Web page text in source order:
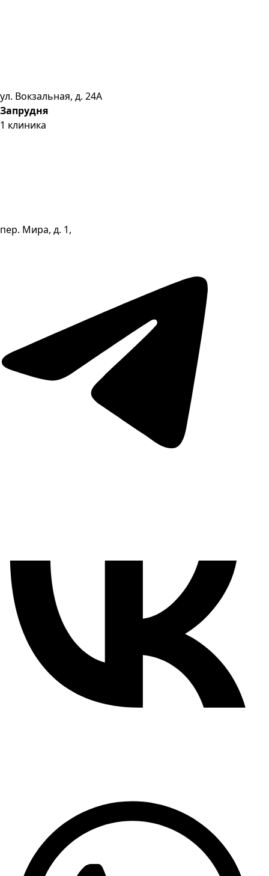
ул. Вокзальная, д. 24А
Запрудня
1 клиника
пер. Мира, д. 1,